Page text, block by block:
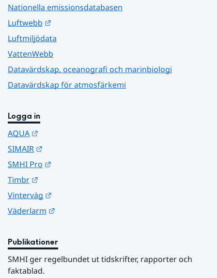
Nationella emissionsdatabasen
Luftwebb
Luftmiljödata
VattenWebb
Datavärdskap, oceanografi och marinbiologi
Datavärdskap för atmosfärkemi
Logga in
AQUA
SIMAIR
SMHI Pro
Timbr
Vinterväg
Väderlarm
Publikationer
SMHI ger regelbundet ut tidskrifter, rapporter och
faktablad.